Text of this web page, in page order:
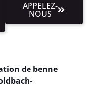
APPELEZ-
NOUS
de benne